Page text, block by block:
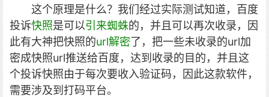
这个原理是什么？我们经过实际测试知道，百度
投诉快照是可以引来蜘蛛的，并且可以再次收录，因
此有大神把快照的url解密了，把一些未收录的url加
密成快照url推送给百度，达到收录的目的，并且这
个投诉快照由于每次要收入验证码，因此这款软件，
需要涉及到打码平台。